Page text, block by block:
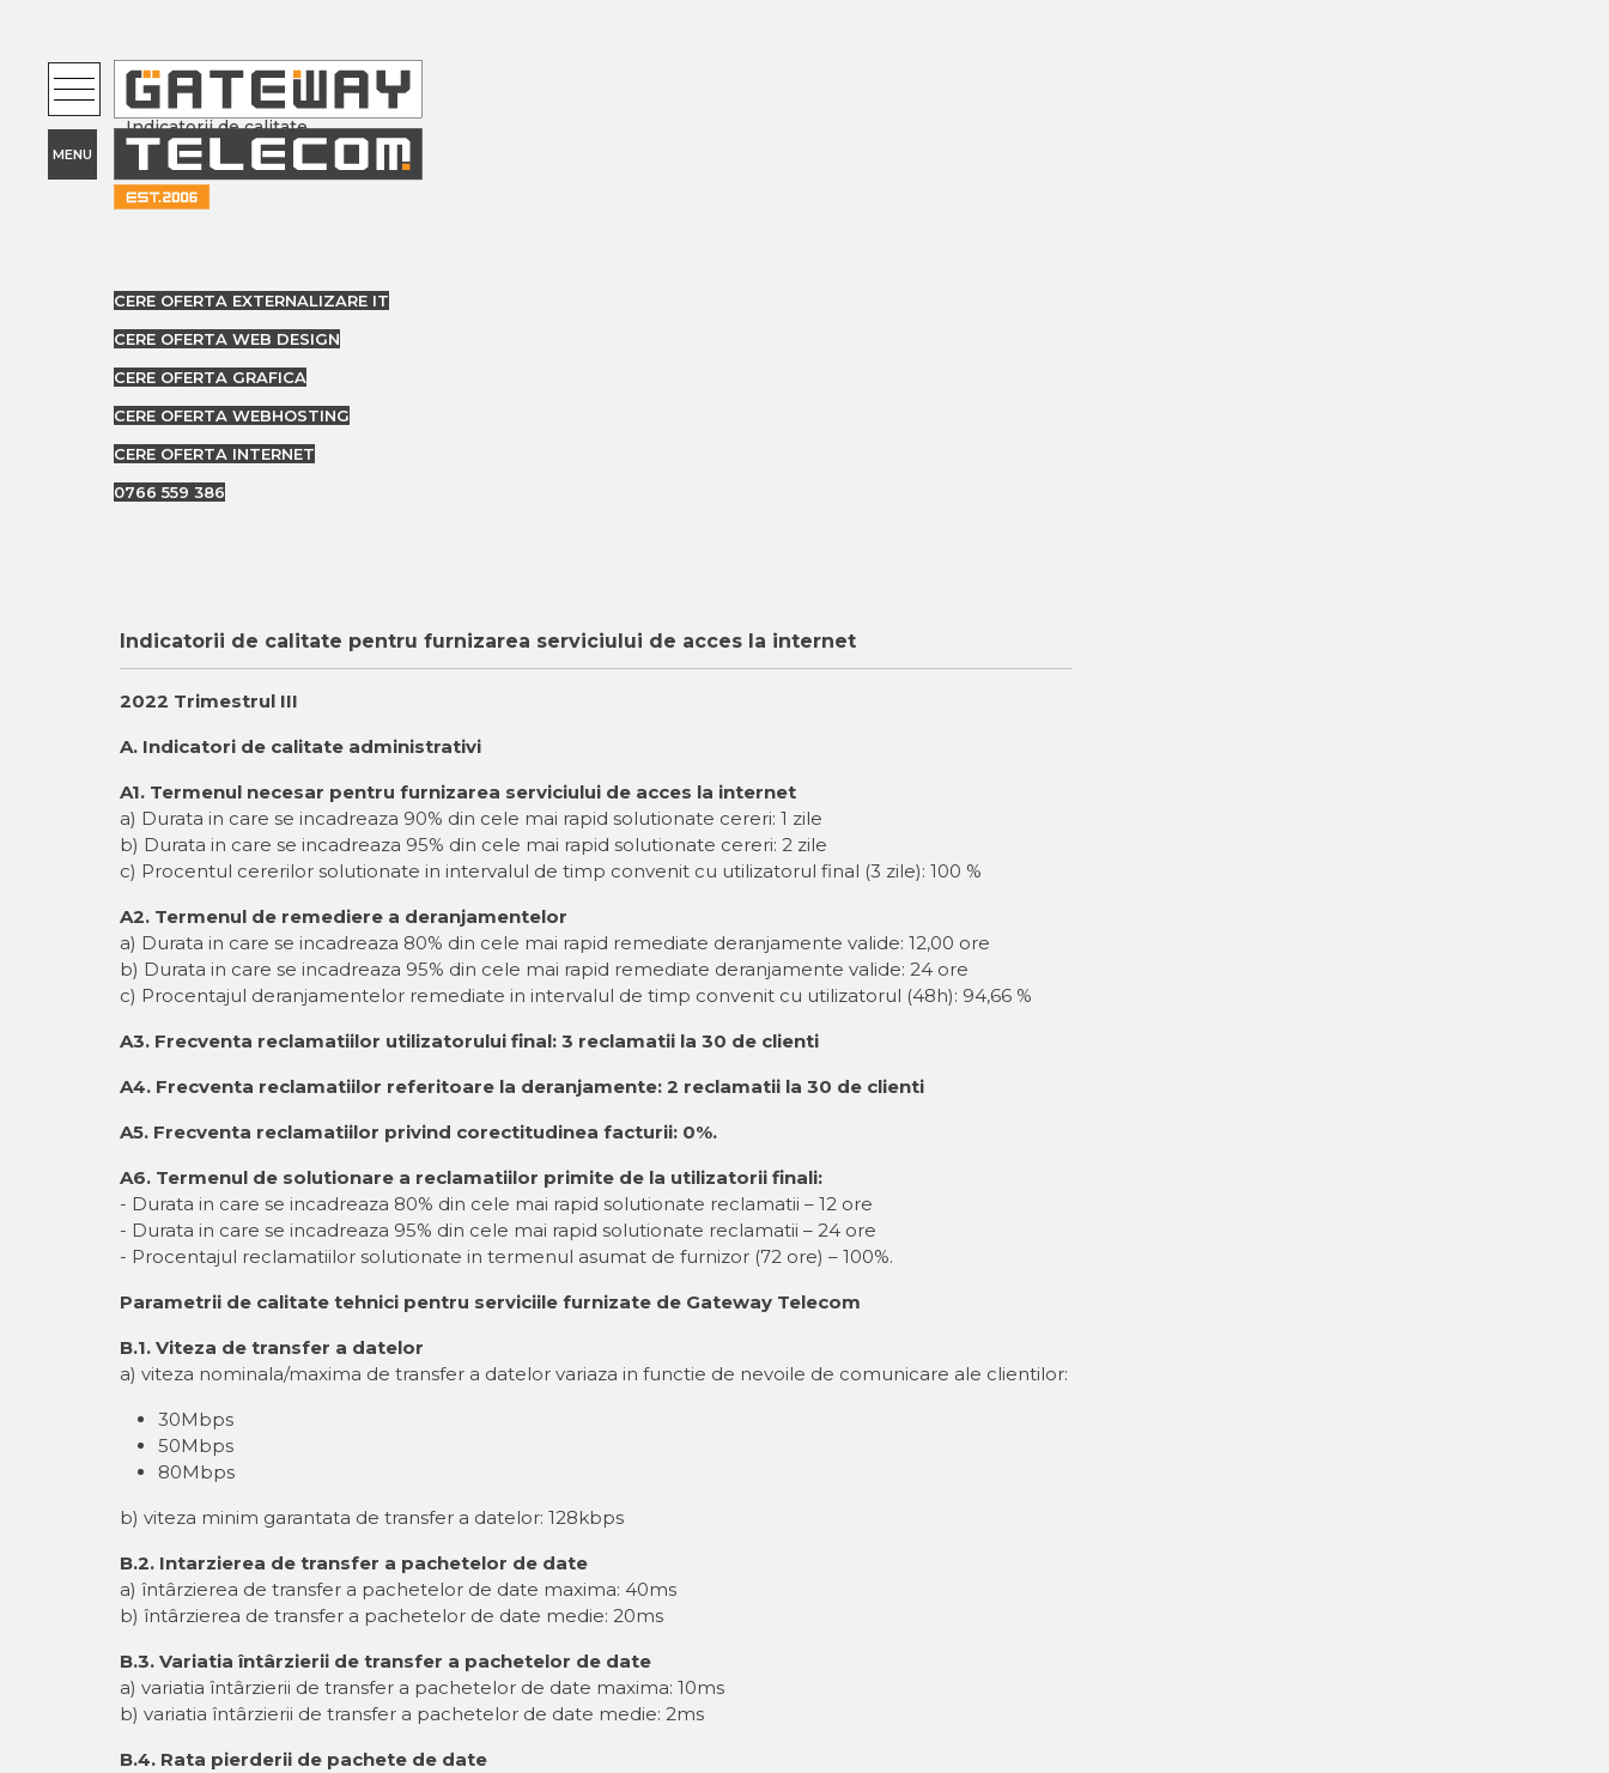
Statistici
Indicatorii de calitate
Indicatorii de calitate pentru furnizarea serviciului de acces la internet
2022 Trimestrul III
A. Indicatori de calitate administrativi
A1. Termenul necesar pentru furnizarea serviciului de acces la internet
a) Durata in care se incadreaza 90% din cele mai rapid solutionate cereri: 1 zile
b) Durata in care se incadreaza 95% din cele mai rapid solutionate cereri: 2 zile
c) Procentul cererilor solutionate in intervalul de timp convenit cu utilizatorul final (3 zile): 100 %
A2. Termenul de remediere a deranjamentelor
a) Durata in care se incadreaza 80% din cele mai rapid remediate deranjamente valide: 12,00 ore
b) Durata in care se incadreaza 95% din cele mai rapid remediate deranjamente valide: 24 ore
c) Procentajul deranjamentelor remediate in intervalul de timp convenit cu utilizatorul (48h): 94,66 %
A3. Frecventa reclamatiilor utilizatorului final: 3 reclamatii la 30 de clienti
A4. Frecventa reclamatiilor referitoare la deranjamente: 2 reclamatii la 30 de clienti
A5. Frecventa reclamatiilor privind corectitudinea facturii: 0%.
A6. Termenul de solutionare a reclamatiilor primite de la utilizatorii finali:
- Durata in care se incadreaza 80% din cele mai rapid solutionate reclamatii – 12 ore
- Durata in care se incadreaza 95% din cele mai rapid solutionate reclamatii – 24 ore
- Procentajul reclamatiilor solutionate in termenul asumat de furnizor (72 ore) – 100%.
Parametrii de calitate tehnici pentru serviciile furnizate de Gateway Telecom
B.1. Viteza de transfer a datelor
a) viteza nominala/maxima de transfer a datelor variaza in functie de nevoile de comunicare ale clientilor:
30Mbps
50Mbps
80Mbps
b) viteza minim garantata de transfer a datelor: 128kbps
B.2. Intarzierea de transfer a pachetelor de date
a) întârzierea de transfer a pachetelor de date maxima: 40ms
b) întârzierea de transfer a pachetelor de date medie: 20ms
B.3. Variatia întârzierii de transfer a pachetelor de date
a) variatia întârzierii de transfer a pachetelor de date maxima: 10ms
b) variatia întârzierii de transfer a pachetelor de date medie: 2ms
B.4. Rata pierderii de pachete de date
CERE OFERTA EXTERNALIZARE IT
CERE OFERTA WEB DESIGN
CERE OFERTA GRAFICA
CERE OFERTA WEBHOSTING
CERE OFERTA INTERNET
0766 559 386